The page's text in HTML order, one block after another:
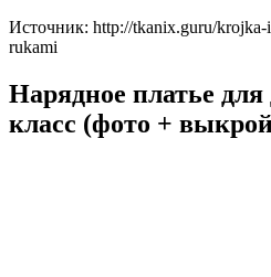
Источник: http://tkanix.guru/krojka-
rukami
Нарядное платье
класс (фото +